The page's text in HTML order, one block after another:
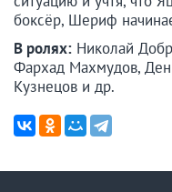
боксёр, Шериф
В ролях: Николай
Фархад Махмудов,
Кузнецов и др.